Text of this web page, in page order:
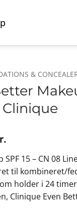
&
Den
aktuelle
pris
er:
210,00 kr..
SPF 15 – CN 08
til kombineret/
holder i 24
Clinique Even